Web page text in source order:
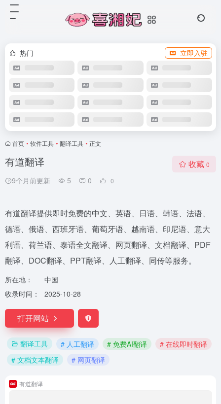
热门 立即入驻
首页 • 软件工具 • 翻译工具 • 正文
有道翻译
9个月前更新 5 0 0
收藏 0
有道翻译提供即时免费的中文、英语、日语、韩语、法语、
德语、俄语、西班牙语、葡萄牙语、越南语、印尼语、意大
利语、荷兰语、泰语全文翻译、网页翻译、文档翻译、PDF
翻译、DOC翻译、PPT翻译、人工翻译、同传等服务。
所在地：
中国
收录时间：
2025-10-28
打开网站
翻译工具 # 人工翻译 # 免费AI翻译
# 在线即时翻译
# 文档文本翻译
# 网页翻译
有道翻译